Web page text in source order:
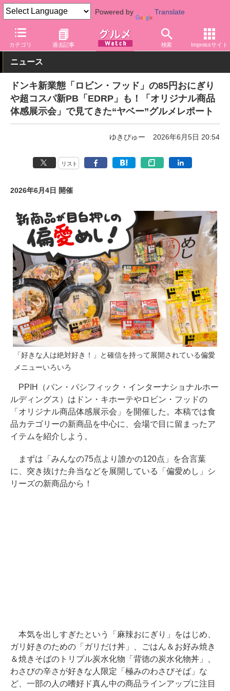
Powered by Translate
カテゴリ 過去記事 検索 Impressサイト
グルメ Watch 食品 弁当・惣菜
ニュース
ドンキ新業態「ロビン・フッド」の85円おにぎり
や超コスパ新PB「EDRP」も！「オリジナル商品
体感展示会」で見てきた“ヤベー”グルメレポート
ゆきぴゅー 2026年6月5日 20:54
リスト
2026年6月4日 開催
「好きな人は絶対好き！」と確信を持って展開されている偏愛
メニューいろいろ
PPIH（パン・パシフィック・インターナショナルホー
ルディングス）はドン・キホーテやロビン・フッドの
「オリジナル商品体感展示会」を開催した。本稿では食
品カテゴリーの新商品を中心に、会場で目に留まったア
イテムを紹介しよう。
まずは「みんなの75点より誰かの120点」を合言葉
に、突き抜けた弁当などを展開している「偏愛めし」シ
リーズの新商品から！
本気を出しすぎたという「麻辣おにぎり」をはじめ、
ガリ好きのための「ガリだけ丼」、ごはん＆お好み焼き
＆焼きそばのトリプル炭水化物「背徳の炭水化物丼」、
わさびの辛さが好きな人限定「極みのわさびそば」な
ど、一部の人の嗜好ド真ん中の商品ラインアップに注目